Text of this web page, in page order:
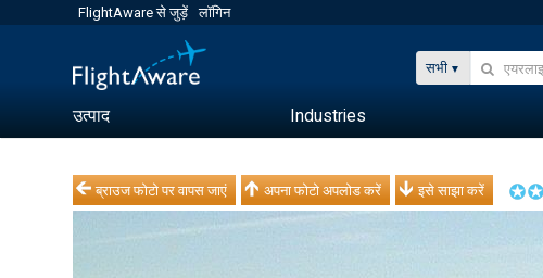
FlightAware से जुड़ें लॉगिन
सभी
उत्पाद Industries
ब्राउज फोटो पर वापस जाएं अपना फोटो अपलोड करें इसे साझा करें